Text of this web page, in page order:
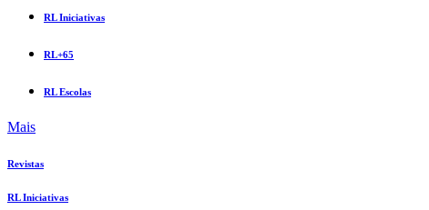
RL Iniciativas
RL+65
RL Escolas
Mais
Revistas
RL Iniciativas